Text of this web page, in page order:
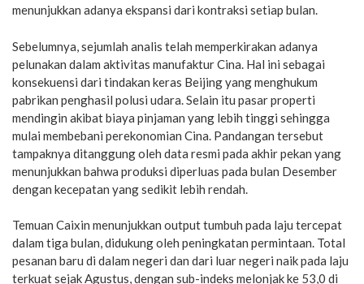
menunjukkan adanya ekspansi dari kontraksi setiap bulan.
Sebelumnya, sejumlah analis telah memperkirakan adanya
pelunakan dalam aktivitas manufaktur Cina. Hal ini sebagai
konsekuensi dari tindakan keras Beijing yang menghukum
pabrikan penghasil polusi udara. Selain itu pasar properti
mendingin akibat biaya pinjaman yang lebih tinggi sehingga
mulai membebani perekonomian Cina. Pandangan tersebut
tampaknya ditanggung oleh data resmi pada akhir pekan yang
menunjukkan bahwa produksi diperluas pada bulan Desember
dengan kecepatan yang sedikit lebih rendah.
Temuan Caixin menunjukkan output tumbuh pada laju tercepat
dalam tiga bulan, didukung oleh peningkatan permintaan. Total
pesanan baru di dalam negeri dan dari luar negeri naik pada laju
terkuat sejak Agustus, dengan sub-indeks melonjak ke 53,0 di